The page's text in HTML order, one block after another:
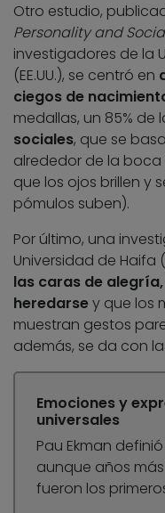
Otro estudio,
Personality and
investigadores de la
(EE.UU.), se centró en
ciegos de
medallas, un 85%
sociales, que se
alrededor de la
que los ojos brillen y
pómulos suben).
Por último, una
Universidad de Haifa
las caras de
heredarsey que los
muestran gestos
además, se da con
Emociones y
universales
Pau Ekman definió
aunque años más
fueron los